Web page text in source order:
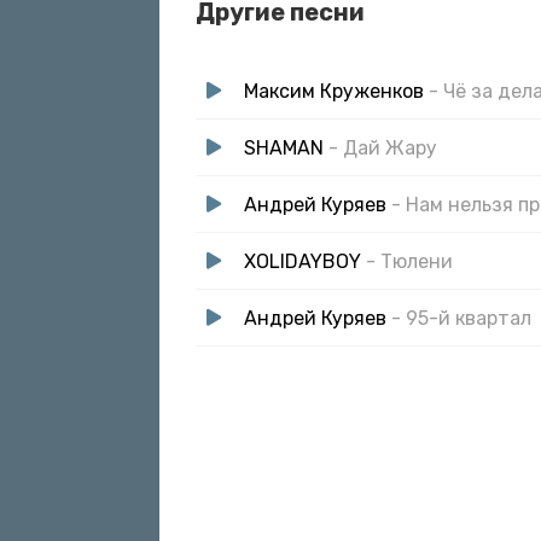
Другие песни
Максим Круженков - Чё за дела
SHAMAN - Дай Жару
Андрей Куряев - Нам нельзя
XOLIDAYBOY - Тюлени
Андрей Куряев - 95-й квартал